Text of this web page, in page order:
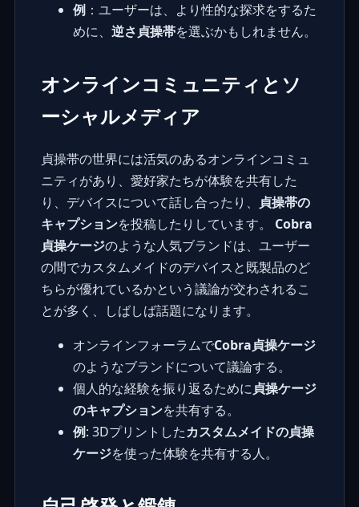
例：ユーザーは、より性的な探求をするた
めに、 逆さ貞操帯を選ぶかもしれません。
オンラインコミュニティとソ
ーシャルメディア
貞操帯の世界には活気のあるオンラインコミュ
ニティがあり、愛好家たちが体験を共有した
り、デバイスについて話し合ったり、
貞操帯の
キャプションを投稿したりしています。 Cobra
貞操ケージのような人気ブランドは、ユーザー
の間でカスタムメイドのデバイスと既製品のど
ちらが優れているかという議論が交わされるこ
とが多く、しばしば話題になります。
オンラインフォーラムでCobra貞操ケージ
のようなブランドについて議論する。
個人的な経験を振り返るために貞操ケージ
のキャプションを共有する。
例: 3Dプリントしたカスタムメイドの貞操
ケージを使った体験を共有する人。